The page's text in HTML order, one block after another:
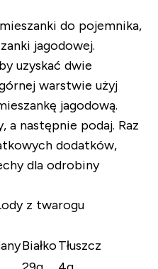
do pojemnika,
jagodowej.
uzyskać dwie
warstwie użyj
jagodową.
a następnie podaj. Raz
dodatków,
dla odrobiny
z twarogu
BiałkoTłuszcz